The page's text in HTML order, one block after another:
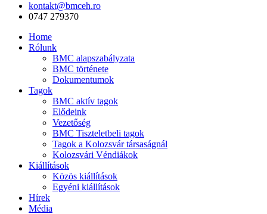
kontakt@bmceh.ro
0747 279370
Home
Rólunk
BMC alapszabályzata
BMC története
Dokumentumok
Tagok
BMC aktív tagok
Elődeink
Vezetőség
BMC Tiszteletbeli tagok
Tagok a Kolozsvár társaságnál
Kolozsvári Véndiákok
Kiállítások
Közös kiállítások
Egyéni kiállítások
Hírek
Média